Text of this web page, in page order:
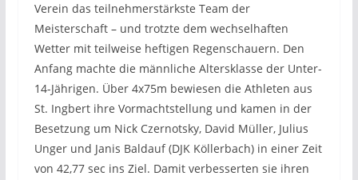
Verein das teilnehmerstärkste Team der
Meisterschaft – und trotzte dem wechselhaften
Wetter mit teilweise heftigen Regenschauern. Den
Anfang machte die männliche Altersklasse der Unter-
14-Jährigen. Über 4x75m bewiesen die Athleten aus
St. Ingbert ihre Vormachtstellung und kamen in der
Besetzung um Nick Czernotsky, David Müller, Julius
Unger und Janis Baldauf (DJK Köllerbach) in einer Zeit
von 42,77 sec ins Ziel. Damit verbesserten sie ihren